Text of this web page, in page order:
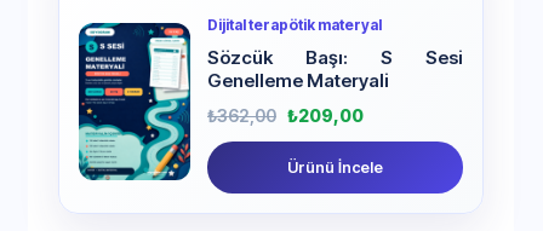
Dijital terapötik materyal
Sözcük Başı: S Sesi
Genelleme Materyali
₺362,00 ₺209,00
Ürünü İncele